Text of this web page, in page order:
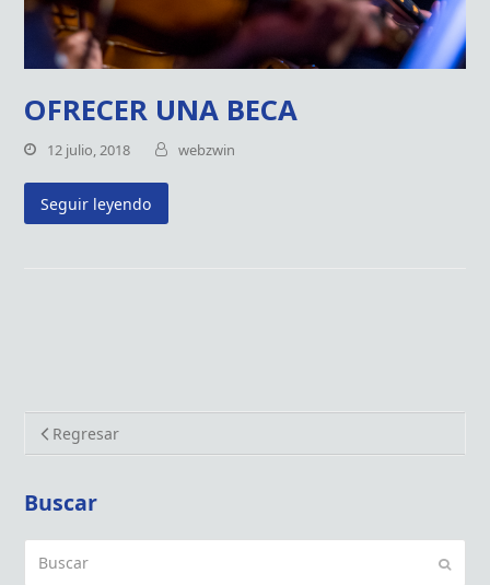
OFRECER UNA BECA
12 julio, 2018 webzwin
Seguir leyendo
Regresar
Buscar